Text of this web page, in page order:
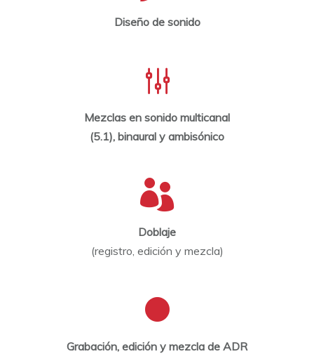
Diseño de sonido
Mezclas en sonido multicanal
(5.1), binaural y ambisónico
Doblaje
(registro, edición y mezcla)
Grabación, edición y mezcla de ADR